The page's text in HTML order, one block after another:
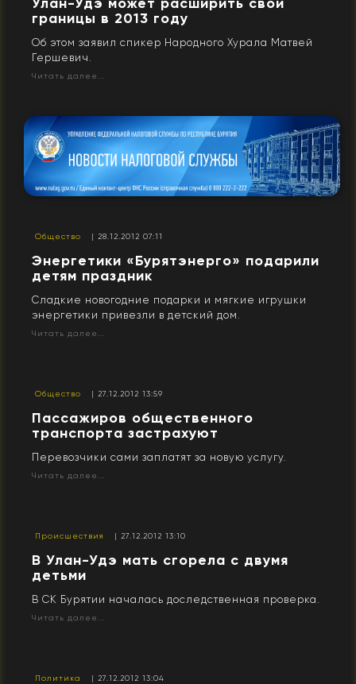
границы в 2013 году
Об этом заявил спикер Народного Хурала Матвей
Гершевич.
Читать далее...
Общество | 28.12.2012 07:11
Энергетики «Бурятэнерго» подарили
детям праздник
Сладкие новогодние подарки и мягкие игрушки
энергетики привезли в детский дом.
Читать далее...
Общество | 27.12.2012 13:59
Пассажиров общественного
транспорта застрахуют
Перевозчики сами заплатят за новую услугу.
Читать далее...
Происшествия | 27.12.2012 13:10
В Улан-Удэ мать сгорела с двумя
детьми
В СК Бурятии началась доследственная проверка.
Читать далее...
Политика | 27.12.2012 13:04